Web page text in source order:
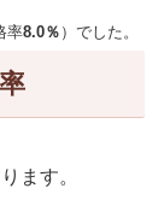
率8.0％ ）でした。
ます。